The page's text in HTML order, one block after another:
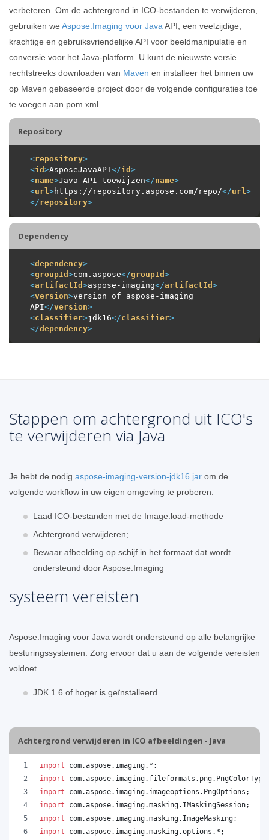
verbeteren. Om de achtergrond in ICO-bestanden te verwijderen,
gebruiken we Aspose.Imaging voor Java API, een veelzijdige,
krachtige en gebruiksvriendelijke API voor beeldmanipulatie en
conversie voor het Java-platform. U kunt de nieuwste versie
rechtstreeks downloaden van Maven en installeer het binnen uw
op Maven gebaseerde project door de volgende configuraties toe
te voegen aan pom.xml.
Repository
<repository>
<id >AsposeJavaAPI</id >
<name>Java API toewijzen</name>
<url >https://repository.aspose.com/repo/</url >
</repository>
Dependency
<dependency>
<groupId >com.aspose</groupId >
<artifactId >aspose-imaging</artifactId >
<version>version of aspose-imaging
API</version>
<classifier>jdk16</classifier>
</dependency>
Stappen om achtergrond uit ICO's
te verwijderen via Java
Je hebt de nodig aspose-imaging-version-jdk16.jar om de
volgende workflow in uw eigen omgeving te proberen.
Laad ICO-bestanden met de Image.load-methode
Achtergrond verwijderen;
Bewaar afbeelding op schijf in het formaat dat wordt
ondersteund door Aspose.Imaging
systeem vereisten
Aspose.Imaging voor Java wordt ondersteund op alle belangrijke
besturingssystemen. Zorg ervoor dat u aan de volgende vereisten
voldoet.
JDK 1.6 of hoger is geïnstalleerd.
Achtergrond verwijderen in ICO afbeeldingen - Java
import com.aspose. imaging.*;
import
com.aspose. imaging. fileformats . png. PngColorType
import
com.aspose. imaging. imageoptions . PngOptions ;
import
com.aspose. imaging.masking. IMaskingSession;
import
com.aspose. imaging.masking. ImageMasking;
import
com.aspose. imaging.masking.options .*;